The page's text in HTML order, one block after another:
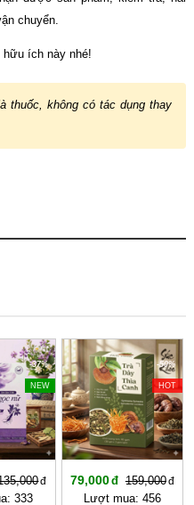
chuyển.
hữu ích này nhé!
thuốc, không có tác dụng thay
-37%
NEW
333
-50%
HOT
79,000
159,000
Lượt mua: 456